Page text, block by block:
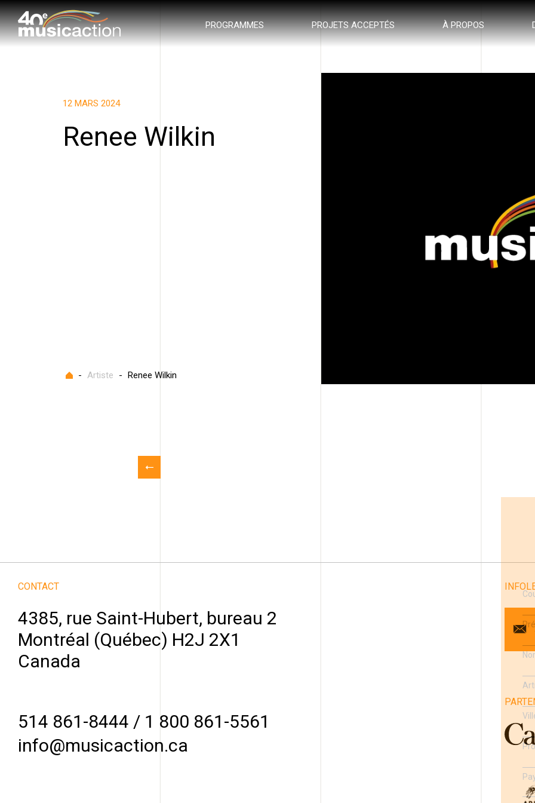
PROGRAMMES PROJETS ACCEPTÉS À PROPOS
12 MARS 2024
Renee Wilkin
Accueil
- Artiste - Renee Wilkin
CONTACT
4385, rue Saint-Hubert, bureau 2
Montréal (Québec) H2J 2X1
Canada
514 861-8444 / 1 800 861-5561
info@musicaction.ca